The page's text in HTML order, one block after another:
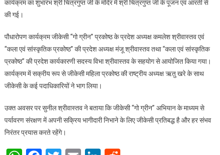
कार्यक्रम का शुभारंभ श्री चित्रगुप्त जी के मंदिर में श्री चित्रगुप्त जी के पूजन एवं आरती से
की गई।
पौधारोपण कार्यक्रम जीकेसी “गो ग्रीन” प्रकोष्ठ के प्रदेश अध्यक्ष कमलेश श्रीवास्तव एवं
“कला एवं सांस्कृतिक प्रकोष्ठ” की प्रदेश अध्यक्ष मंजू श्रीवास्तव तथा “कला एवं सांस्कृतिक
प्रकोष्ठ” की प्रदेश कार्यकारणी सदस्य विभा श्रीवास्तव के सहयोग से आयोजित किया गया।
कार्यक्रम में सक्रीय रूप से जीकेसी महिला प्रकोष्ठ की राष्ट्रीय अध्यक्ष ऋतु खरे के साथ
जीकेसी के कई पदाधिकारियों ने भाग लिया।
उक्त अवसर पर सुनील श्रीवास्तव ने बताया कि जीकेसी “गो ग्रीन” अभियान के माध्यम से
पर्यावरण संरक्षण में अपनी सक्रिय भागीदारी निभाने के लिए जीकेसी प्रतिबद्ध है और हर संभव
निरंतर प्रयास करते रहेंगे।